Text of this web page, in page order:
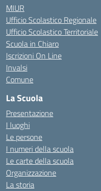
MIUR
Ufficio Scolastico Regionale
Ufficio Scolastico Territoriale
Scuola in Chiaro
Iscrizioni On Line
Invalsi
Comune
La Scuola
Presentazione
I luoghi
Le persone
I numeri della scuola
Le carte della scuola
Organizzazione
La storia